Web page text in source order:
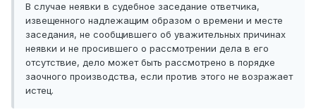
В случае неявки в судебное заседание ответчика,
извещенного надлежащим образом о времени и месте
заседания, не сообщившего об уважительных причинах
неявки и не просившего о рассмотрении дела в его
отсутствие, дело может быть рассмотрено в порядке
заочного производства, если против этого не возражает
истец.